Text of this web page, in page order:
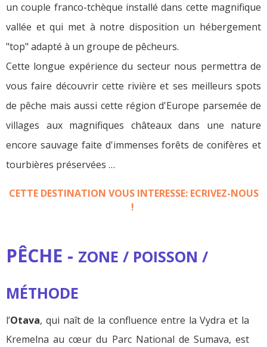
un couple franco-tchèque installé dans cette magnifique
vallée et qui met à notre disposition un hébergement
"top" adapté à un groupe de pêcheurs.
Cette longue expérience du secteur nous permettra de
vous faire découvrir cette rivière et ses meilleurs spots
de pêche mais aussi cette région d'Europe parsemée de
villages aux magnifiques châteaux dans une nature
encore sauvage faite d'immenses forêts de conifères et
tourbières préservées …
CETTE DESTINATION VOUS INTERESSE: ECRIVEZ-NOUS
!
PÊCHE - ZONE / POISSON /
MÉTHODE
l’Otava, qui naît de la confluence entre la Vydra et la
Kremelna au cœur du Parc National de Sumava, est